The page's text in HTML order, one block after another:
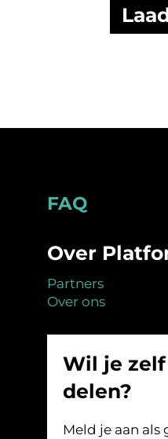
Footer
FAQ
Over
Partners
Over ons
Wil je
delen?
Meld je aan als